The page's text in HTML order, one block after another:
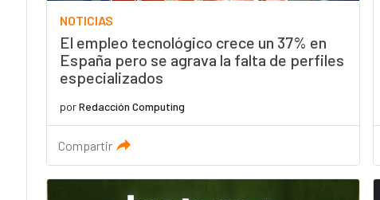
NOTICIAS
El empleo tecnológico crece un 37% en
España pero se agrava la falta de perfiles
especializados
porRedacción Computing
Compartir